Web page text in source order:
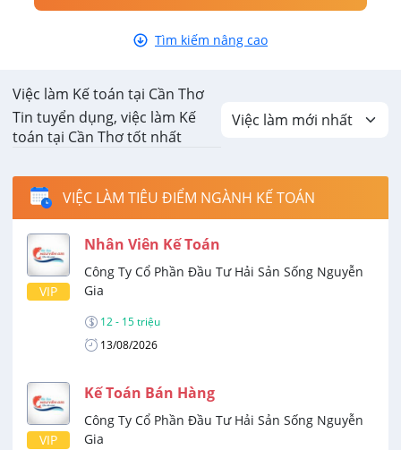
Tìm kiếm nâng cao
Việc làm Kế toán tại Cần Thơ
Tin tuyển dụng, việc làm Kế
toán tại Cần Thơ tốt nhất
VIỆC LÀM TIÊU ĐIỂM NGÀNH KẾ TOÁN
VIP
Nhân Viên Kế Toán
Công Ty Cổ Phần Đầu Tư Hải Sản Sống Nguyễn
Gia
12 - 15 triệu
13/08/2026
VIP
Kế Toán Bán Hàng
Công Ty Cổ Phần Đầu Tư Hải Sản Sống Nguyễn
Gia